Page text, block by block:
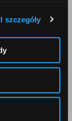
szczegóły